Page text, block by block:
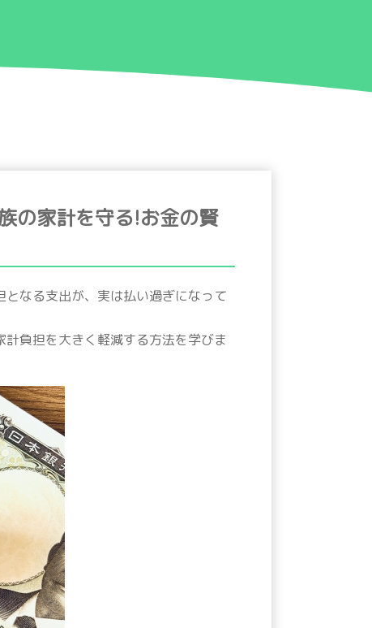
の家計を守る!お金の賢
なる支出が、実は払い過ぎになって
負担を大きく軽減する方法を学びま